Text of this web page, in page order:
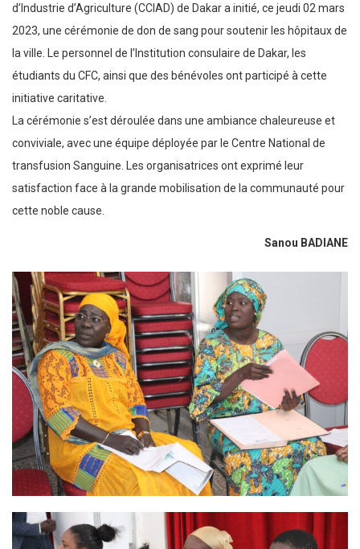
d’Industrie d’Agriculture (CCIAD) de Dakar a initié, ce jeudi 02 mars
2023, une cérémonie de don de sang pour soutenir les hôpitaux de
la ville. Le personnel de l’Institution consulaire de Dakar, les
étudiants du CFC, ainsi que des bénévoles ont participé à cette
initiative caritative.
La cérémonie s’est déroulée dans une ambiance chaleureuse et
conviviale, avec une équipe déployée par le Centre National de
transfusion Sanguine. Les organisatrices ont exprimé leur
satisfaction face à la grande mobilisation de la communauté pour
cette noble cause.
Sanou BADIANE